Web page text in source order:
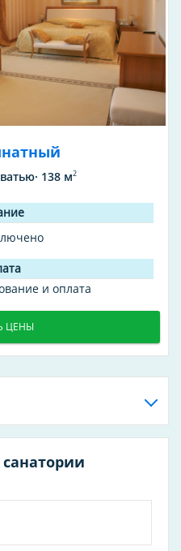
138 м2
и оплата
ЦЕНЫ